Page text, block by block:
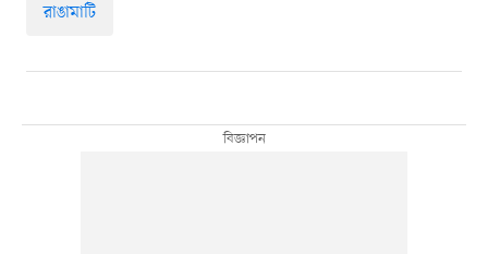
রাঙামাটি